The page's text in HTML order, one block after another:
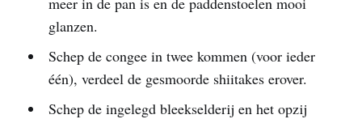
glanzen.
Schep de congee in twee kommen (voor ieder
één), verdeel de gesmoorde shiitakes erover.
Schep de ingelegd bleekselderij en het opzij